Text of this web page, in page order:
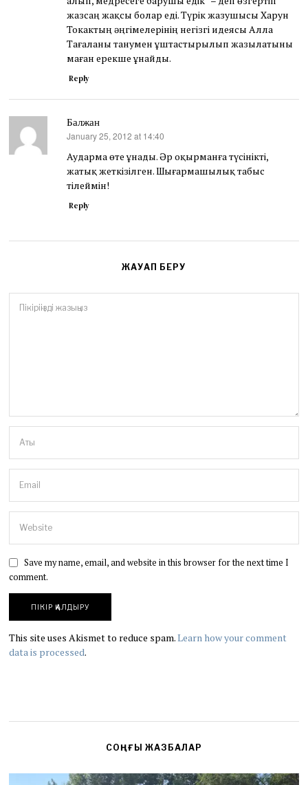
жазсаң жақсы болар еді. Түрік жазушысы Харун
Токактың әңгімелерінің негізгі идеясы Алла
Тағаланы танумен ұштастырылып жазылатыны
маған ерекше ұнайды.
Reply
Балжан
says:
January 25, 2012 at 14:40
Аударма өте ұнады. Әр оқырманға түсінікті,
жатық жеткізілген. Шығармашылық табыс
тілеймін!
Reply
ЖАУАП БЕРУ
Save my name, email, and website in this browser for the next time I
comment.
This site uses Akismet to reduce spam.Learn how your comment
data is processed.
СОҢҒЫ ЖАЗБАЛАР